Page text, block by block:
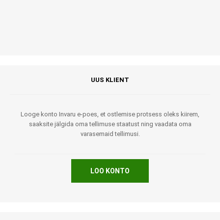
UUS KLIENT
Looge konto Invaru e-poes, et ostlemise protsess oleks kiirem,
saaksite jälgida oma tellimuse staatust ning vaadata oma
varasemaid tellimusi.
LOO KONTO